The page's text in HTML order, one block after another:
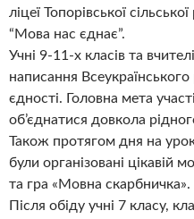
ліцеї Топорівської
“Мова нас єднає”.
Учні 9-11-х класів та
написання
єдності. Головна мета
об’єднатися довкола
Також протягом дня на
були організовані цікавій
та гра «Мовна скарбничка».
Після обіду учні 7 класу,